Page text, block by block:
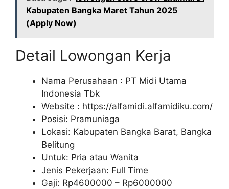
Kabupaten Bangka Maret Tahun 2025
(Apply Now)
Detail Lowongan Kerja
Nama Perusahaan : PT Midi Utama
Indonesia Tbk
Website : https://alfamidi.alfamidiku.com/
Posisi: Pramuniaga
Lokasi: Kabupaten Bangka Barat, Bangka
Belitung
Untuk: Pria atau Wanita
Jenis Pekerjaan: Full Time
Gaji: Rp4600000 – Rp6000000